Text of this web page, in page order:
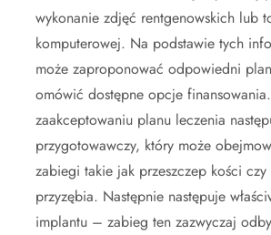
wykonanie zdjęć rentgenowskich lub
komputerowej. Na podstawie tych
może zaproponować odpowiedni
omówić dostępne opcje
zaakceptowaniu planu leczenia
przygotowawczy, który może
zabiegi takie jak przeszczep kości
przyzębia. Następnie następuje
implantu – zabieg ten zazwyczaj